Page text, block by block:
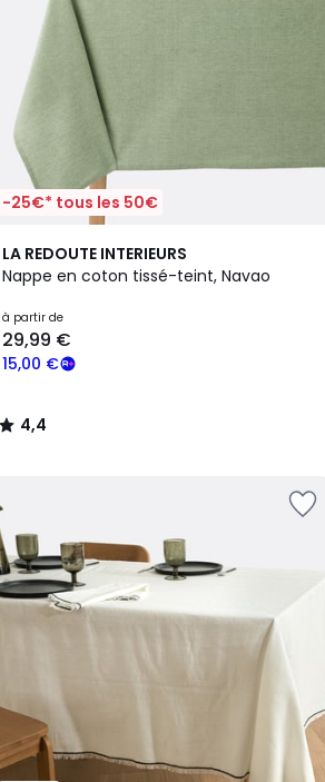
-25€* tous les 50€
LA REDOUTE INTERIEURS
Nappe en coton tissé-teint, Navao
à partir de
15,00 €
29,99 €
4,4
/ 5
4,4
/